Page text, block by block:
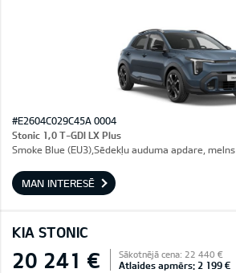
#E2604C029C45A 0004
Stonic 1,0 T-GDI LX Plus
Smoke Blue (EU3),Sēdekļu auduma apdare, melns
MAN INTERESĒ
KIA STONIC
20 241 € Sākotnējā cena: 22 440 €
Atlaides apmērs: 2 199 €